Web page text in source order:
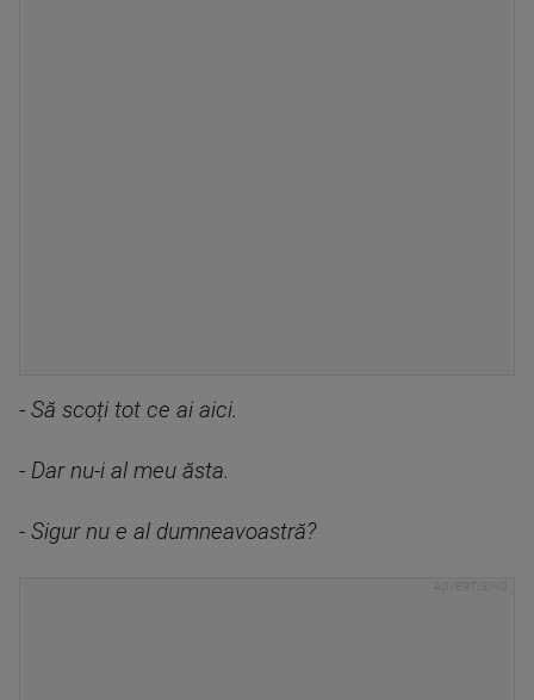
- Să scoți tot ce ai aici.
- Dar nu-i al meu ăsta.
- Sigur nu e al dumneavoastră?